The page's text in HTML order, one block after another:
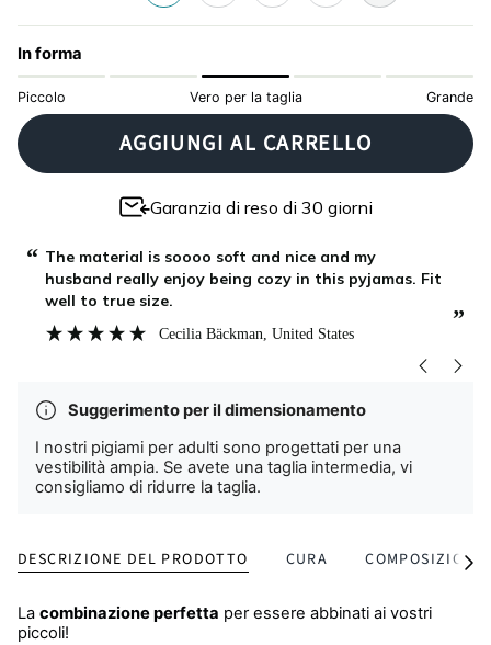
In forma
Piccolo Vero per la taglia Grande
AGGIUNGI AL CARRELLO
Garanzia di reso di 30 giorni
“
”
The material is soooo soft and nice and my
husband really enjoy being cozy in this pyjamas. Fit
well to true size.
Cecilia Bäckman, United States
Suggerimento per il dimensionamento
I nostri pigiami per adulti sono progettati per una
vestibilità ampia. Se avete una taglia intermedia, vi
consigliamo di ridurre la taglia.
DESCRIZIONE DEL PRODOTTO CURA COMPOSIZIONE
Vedi
La combinazione perfetta per essere abbinati ai vostri
piccoli!